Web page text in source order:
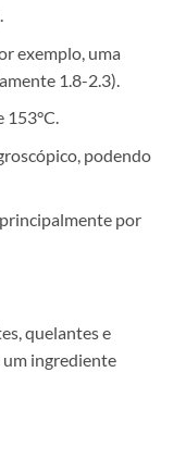
exemplo, uma
1.8-2.3).
podendo
por
quelantes e
ingrediente